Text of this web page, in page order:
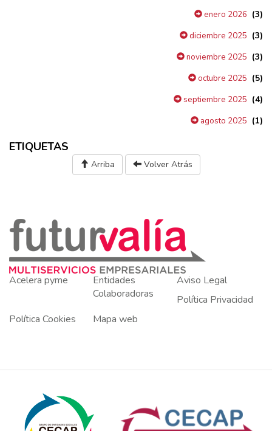
enero 2026 (3)
diciembre 2025 (3)
noviembre 2025 (3)
octubre 2025 (5)
septiembre 2025 (4)
agosto 2025 (1)
ETIQUETAS
Arriba Volver Atrás
Acelera pyme
Entidades
Colaboradoras
Aviso Legal
Política Privacidad
Política Cookies
Mapa web